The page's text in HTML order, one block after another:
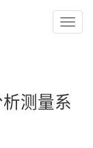
切
测量系